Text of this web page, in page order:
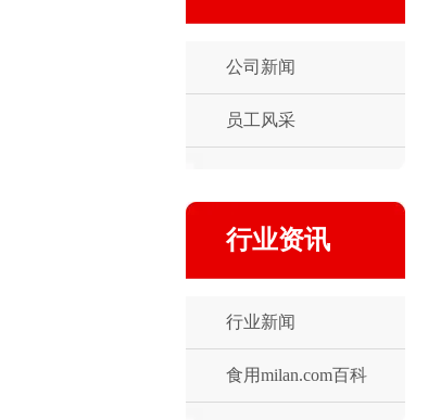
公司新闻
员工风采
行业资讯
行业新闻
食用milan.com百科